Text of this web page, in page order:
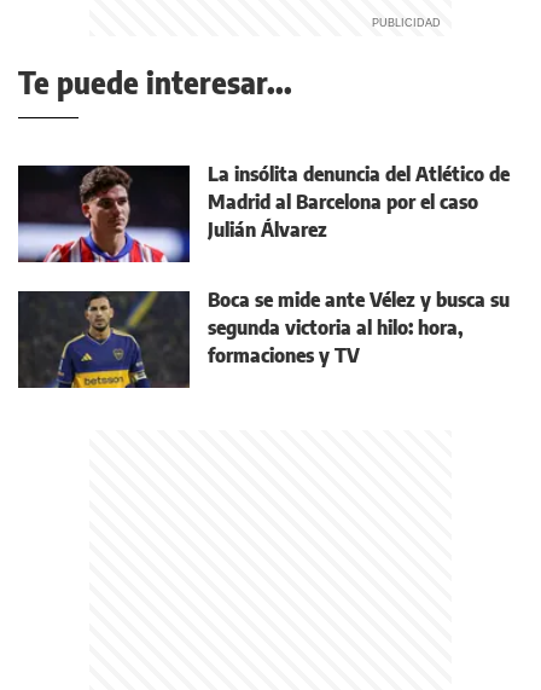
Te puede interesar...
La insólita denuncia del Atlético de
Madrid al Barcelona por el caso
Julián Álvarez
Boca se mide ante Vélez y busca su
segunda victoria al hilo: hora,
formaciones y TV